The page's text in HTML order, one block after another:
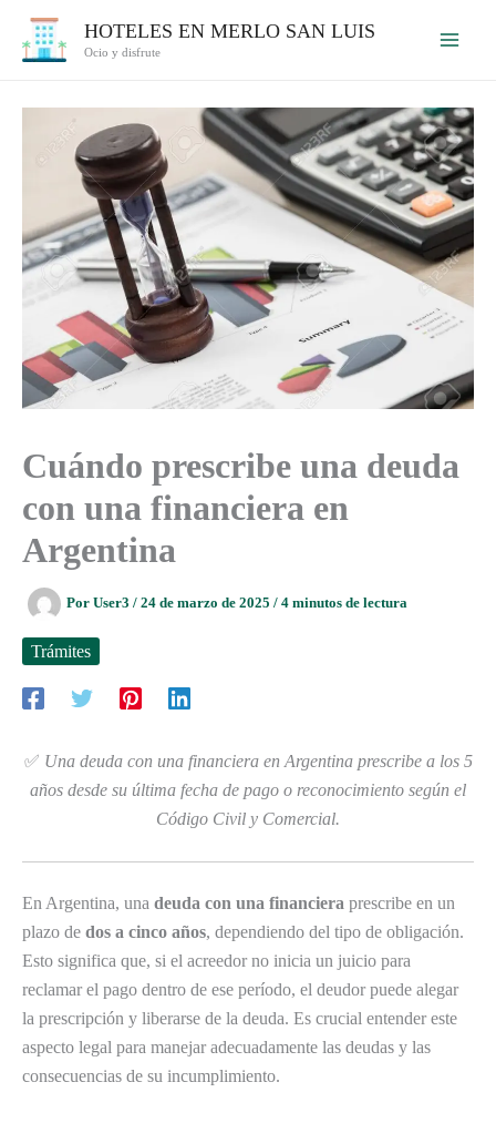
HOTELES EN MERLO SAN LUIS
Ocio y disfrute
Cuándo prescribe una deuda
con una financiera en
Argentina
Por User3 / 24 de marzo de 2025 / 4 minutos de lectura
Trámites
✅ Una deuda con una financiera en Argentina prescribe a los 5
años desde su última fecha de pago o reconocimiento según el
Código Civil y Comercial.
En Argentina, una deuda con una financiera prescribe en un
plazo de dos a cinco años, dependiendo del tipo de obligación.
Esto significa que, si el acreedor no inicia un juicio para
reclamar el pago dentro de ese período, el deudor puede alegar
la prescripción y liberarse de la deuda. Es crucial entender este
aspecto legal para manejar adecuadamente las deudas y las
consecuencias de su incumplimiento.